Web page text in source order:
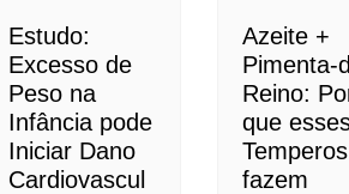
Estudo:
Excesso de
Peso na
Infância pode
Iniciar Dano
Cardiovascul
Azeite +
Pimenta-
Reino:
que
Temperos
fazem